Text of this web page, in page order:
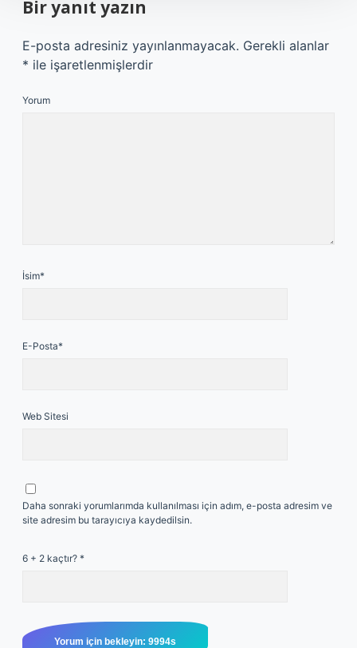
Bir yanıt yazın
E-posta adresiniz yayınlanmayacak. Gerekli alanlar
* ile işaretlenmişlerdir
Yorum
İsim*
E-Posta*
Web Sitesi
Daha sonraki yorumlarımda kullanılması için adım, e-posta adresim ve
site adresim bu tarayıcıya kaydedilsin.
6 + 2 kaçtır? *